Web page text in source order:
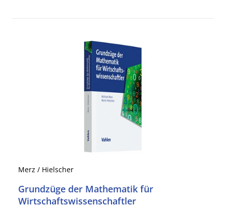
Merz / Hielscher
Grundzüge der Mathematik für
Wirtschaftswissenschaftler